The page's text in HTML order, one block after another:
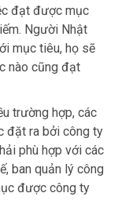
đạt được mục
Người Nhật
mục tiêu, họ sẽ
nào cũng đạt
trường hợp, các
đặt ra bởi công ty
phù hợp với các
ban quản lý công
được công ty